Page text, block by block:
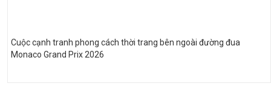
Cuộc cạnh tranh phong cách thời trang bên ngoài đường đua
Monaco Grand Prix 2026